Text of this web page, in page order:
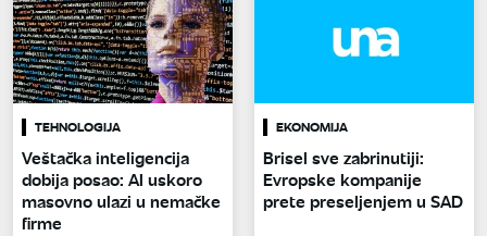
TEHNOLOGIJA
Veštačka inteligencija
dobija posao: AI uskoro
masovno ulazi u nemačke
firme
EKONOMIJA
Brisel sve zabrinutiji:
Evropske kompanije
prete preseljenjem u SAD